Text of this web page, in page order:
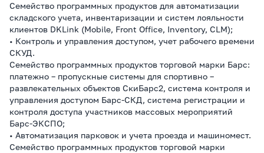
Семейство программных продуктов для автоматизации
складского учета, инвентаризации и систем лояльности
клиентов DKLink (Mobile, Front Office, Inventory, CLM);
• Контроль и управления доступом, учет рабочего времени
СКУД.
Семейство программных продуктов торговой марки Барс:
платежно – пропускные системы для спортивно –
развлекательных объектов СкиБарс2, система контроля и
управления доступом Барс-СКД, система регистрации и
контроля доступа участников массовых мероприятий
Барс-ЭКСПО;
• Автоматизация парковок и учета проезда и машиномест.
Семейство программных продуктов торговой марки